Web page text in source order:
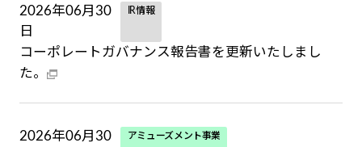
2026年06月30
日
IR情報
コーポレートガバナンス報告書を更新いたしまし
た。
2026年06月30
アミューズメント事業